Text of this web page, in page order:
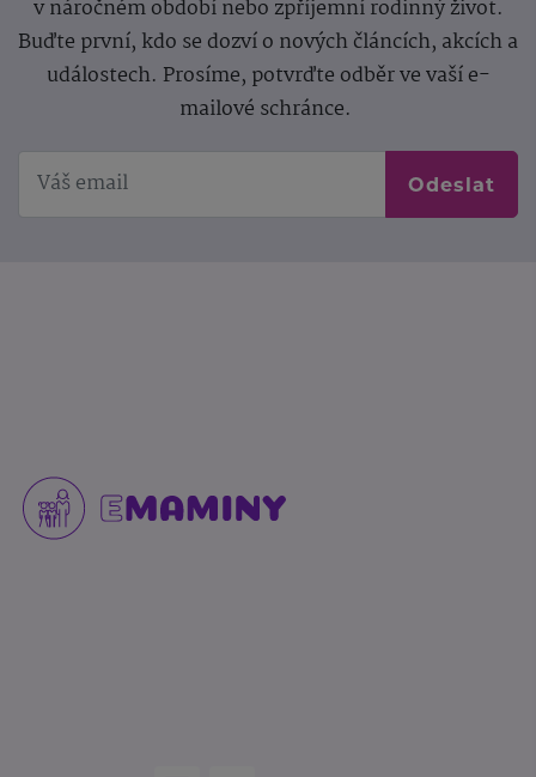
v náročném období nebo zpříjemní rodinný život.
Buďte první, kdo se dozví o nových článcích, akcích a
událostech. Prosíme, potvrďte odběr ve vaší e-
mailové schránce.
Odeslat